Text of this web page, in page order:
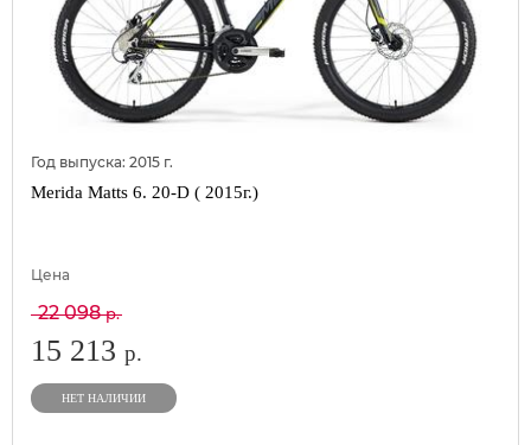
Год выпуска: 2015 г.
Merida Matts 6. 20-D ( 2015г.)
Цена
22 098р.
15 213 р.
НЕТ НАЛИЧИИ